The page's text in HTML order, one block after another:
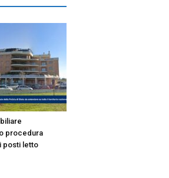
procedura
posti letto